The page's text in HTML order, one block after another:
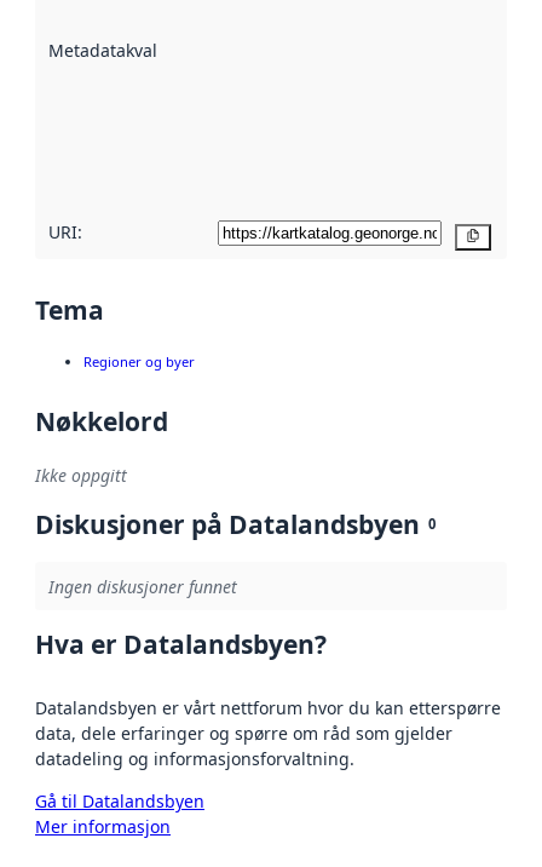
Metadatakvalitet
URI:
Tema
Regioner og byer
Nøkkelord
Ikke oppgitt
Diskusjoner på Datalandsbyen 0
Ingen diskusjoner funnet
Hva er Datalandsbyen?
Datalandsbyen er vårt nettforum hvor du kan etterspørre
data, dele erfaringer og spørre om råd som gjelder
datadeling og informasjonsforvaltning.
Gå til Datalandsbyen
Mer informasjon